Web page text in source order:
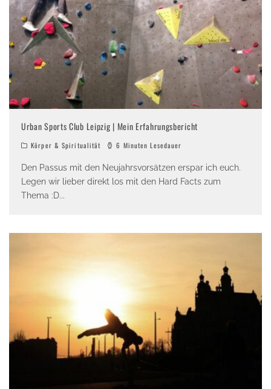
Urban Sports Club Leipzig | Mein Erfahrungsbericht
Körper & Spiritualität 6 Minuten Lesedauer
Den Passus mit den Neujahrsvorsätzen erspar ich euch.
Legen wir lieber direkt los mit den Hard Facts zum
Thema :D...